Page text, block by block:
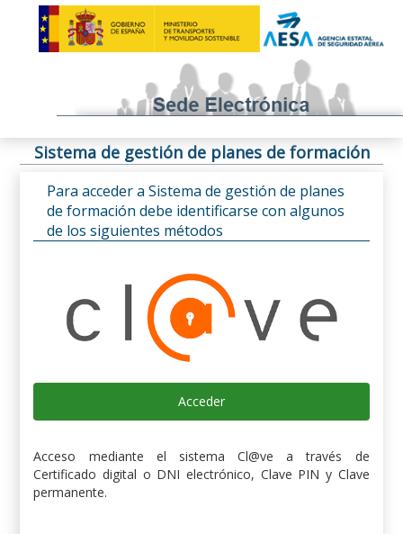
Sistema de gestión de planes de formación
Para acceder a Sistema de gestión de planes
de formación debe identificarse con algunos
de los siguientes métodos
Acceder
Acceso mediante el sistema Cl@ve a través de
Certificado digital o DNI electrónico, Clave PIN y Clave
permanente.